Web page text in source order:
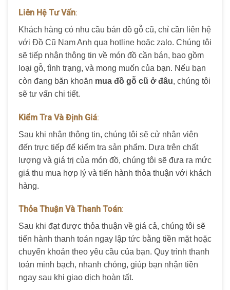
Liên Hệ Tư Vấn:
Khách hàng có nhu cầu bán đồ gỗ cũ, chỉ cần liên hệ
với Đồ Cũ Nam Anh qua hotline hoặc zalo. Chúng tôi
sẽ tiếp nhận thông tin về món đồ cần bán, bao gồm
loại gỗ, tình trạng, và mong muốn của bạn. Nếu bạn
còn đang băn khoăn mua đồ gỗ cũ ở đâu, chúng tôi
sẽ tư vấn chi tiết.
Kiểm Tra Và Định Giá:
Sau khi nhận thông tin, chúng tôi sẽ cử nhân viên
đến trực tiếp để kiểm tra sản phẩm. Dựa trên chất
lượng và giá trị của món đồ, chúng tôi sẽ đưa ra mức
giá thu mua hợp lý và tiến hành thỏa thuận với khách
hàng.
Thỏa Thuận Và Thanh Toán:
Sau khi đạt được thỏa thuận về giá cả, chúng tôi sẽ
tiến hành thanh toán ngay lập tức bằng tiền mặt hoặc
chuyển khoản theo yêu cầu của bạn. Quy trình thanh
toán minh bạch, nhanh chóng, giúp bạn nhận tiền
ngay sau khi giao dịch hoàn tất.